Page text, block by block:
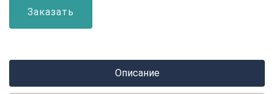
Заказать
Описание